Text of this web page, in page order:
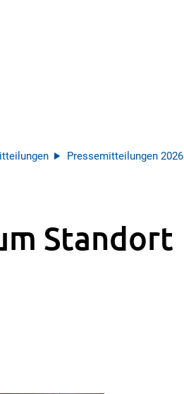
Pressemitteilungen 2026
Standort